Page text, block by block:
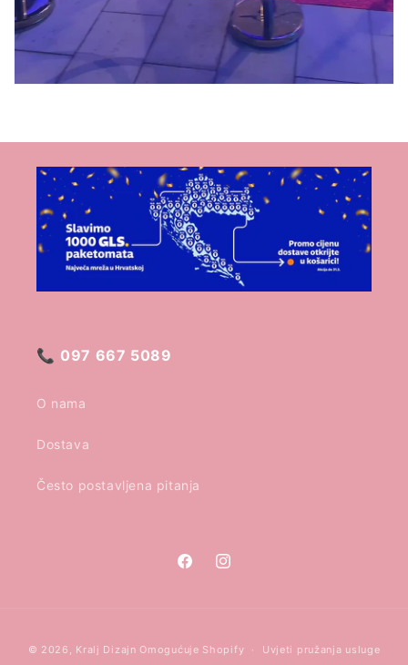
📞 097 667 5089
O nama
Dostava
Često postavljena pitanja
FacebookInstagram
plaćanja
© 2026, Kralj Dizajn Omogućuje Shopify Uvjeti pružanja usluge